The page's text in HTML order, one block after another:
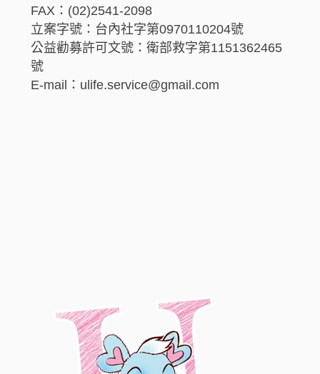
FAX：(02)2541-2098
立案字號：台內社字第0970110204號
公益勸募許可文號：衛部救字第1151362465
號
E-mail：ulife.service@gmail.com